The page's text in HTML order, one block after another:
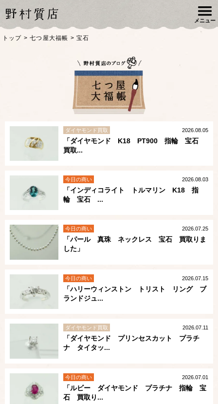
メニュー
トップ >七つ屋大福帳 >宝石
ダイヤモンド買取 2026.08.05
「ダイヤモンド K18 PT900 指輪 宝石
買取...
今日の商い 2026.08.03
「インディコライト トルマリン K18 指
輪 宝石 ...
今日の商い 2026.07.25
「パール 真珠 ネックレス 宝石 買取りま
した」
今日の商い 2026.07.15
「ハリーウィンストン トリスト リング ブ
ランドジュ...
ダイヤモンド買取 2026.07.11
「ダイヤモンド プリンセスカット プラチ
ナ タイタッ...
今日の商い 2026.07.01
「ルビー ダイヤモンド プラチナ 指輪 宝
石 買取り...